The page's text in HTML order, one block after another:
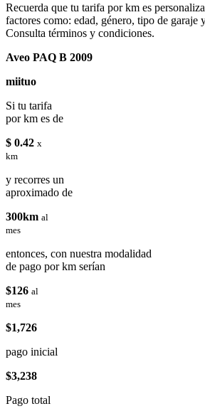
Recuerda que tu tarifa por km es
factores como: edad, género, tipo de garaje
Consulta términos y condiciones.
Aveo PAQ B 2009
miituo
Si tu tarifa
por km es de
$ 0.42 x
km
y recorres un
aproximado de
300km al
mes
entonces, con nuestra modalidad
de pago por km serían
$126 al
mes
$1,726
pago inicial
$3,238
Pago total